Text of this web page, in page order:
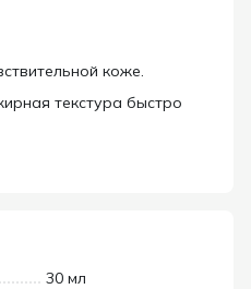
коже.
текстура быстро
30 мл